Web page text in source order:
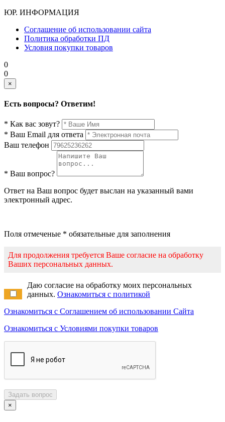
ЮР. ИНФОРМАЦИЯ
Соглашение об использовании сайта
Политика обработки ПД
Условия покупки товаров
0
0
×
Есть вопросы? Ответим!
* Как вас зовут?
* Ваш Email для ответа
Ваш телефон
* Ваш вопрос?
Ответ на Ваш вопрос будет выслан на указанный вами
электронный адрес.
Поля отмеченые * обязательные для заполнения
Для продолжения требуется Ваше согласие на обработку
Ваших персональных данных.
Даю согласие на обработку моих персональных
данных. Ознакомиться с политикой
Ознакомиться с Соглашением об использовании Сайта
Ознакомиться с Условиями покупки товаров
Задать вопрос
×